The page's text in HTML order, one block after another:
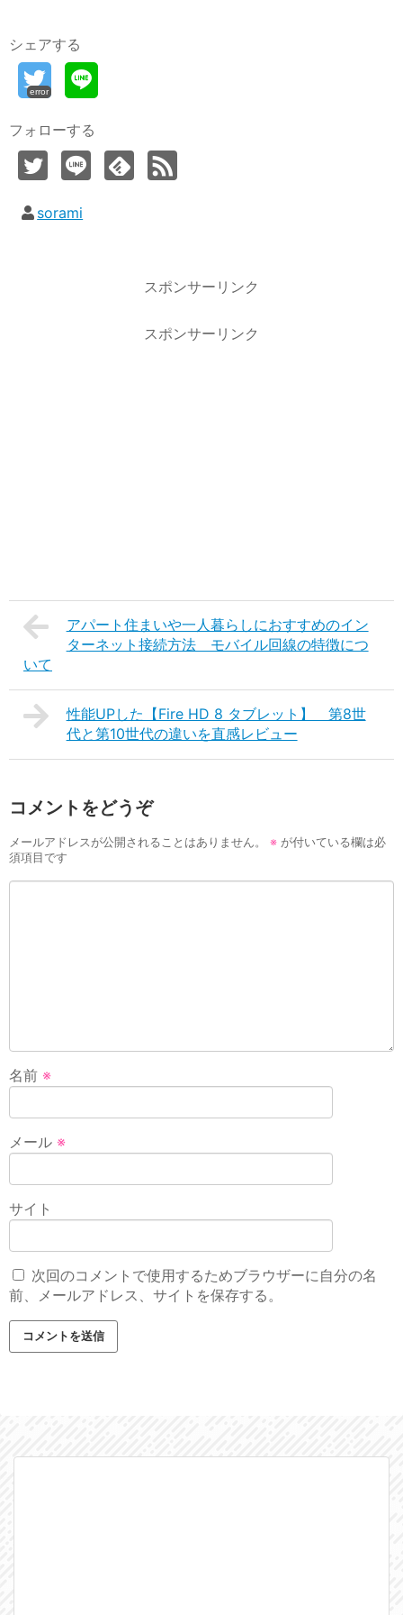
シェアする
error
フォローする
sorami
スポンサーリンク
スポンサーリンク
アパート住まいや一人暮らしにおすすめのイン
ターネット接続方法 モバイル回線の特徴につ
いて
性能UPした【Fire HD 8 タブレット】 第8世
代と第10世代の違いを直感レビュー
コメントをどうぞ
メールアドレスが公開されることはありません。 ※ が付いている欄は必
須項目です
名前 ※
メール ※
サイト
次回のコメントで使用するためブラウザーに自分の名
前、メールアドレス、サイトを保存する。